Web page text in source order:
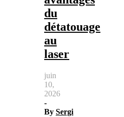
du
détatouage
au
laser
juin
10,
2026
-
By Sergi